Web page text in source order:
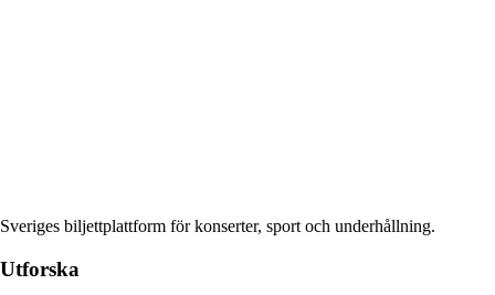
Sveriges biljettplattform för konserter, sport och underhållning.
Utforska